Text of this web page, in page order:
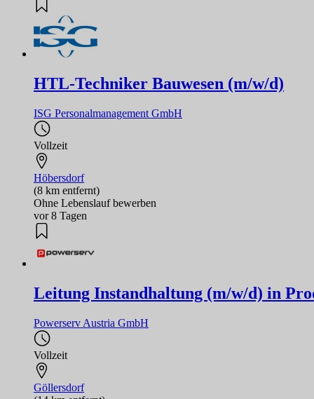
HTL-Techniker Bauwesen (m/w/d)
ISG Personalmanagement GmbH
Vollzeit
Höbersdorf
(8 km entfernt)
Ohne Lebenslauf bewerben
vor 8 Tagen
Leitung Instandhaltung (m/w/d) in
Powerserv Austria GmbH
Vollzeit
Göllersdorf